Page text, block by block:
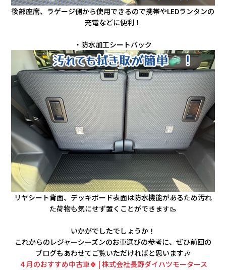
後部座席、ラゲージ側から使用できるので携帯やLEDランタンの
充電などに便利！
・防水加工シートバック
リヤシート背面、デッキボード表面は防水機能があるため汚れ
た荷物も気にせず置くことができます🥾
いかがでしたでしょうか！
これからのレジャーシーズンのお車選びの参考に、ぜひ前回の
ブログもあわせてご覧いただければと思います🎶
４月のおすすめ中古車🍀 | 株式会社長野ダイハツモータース